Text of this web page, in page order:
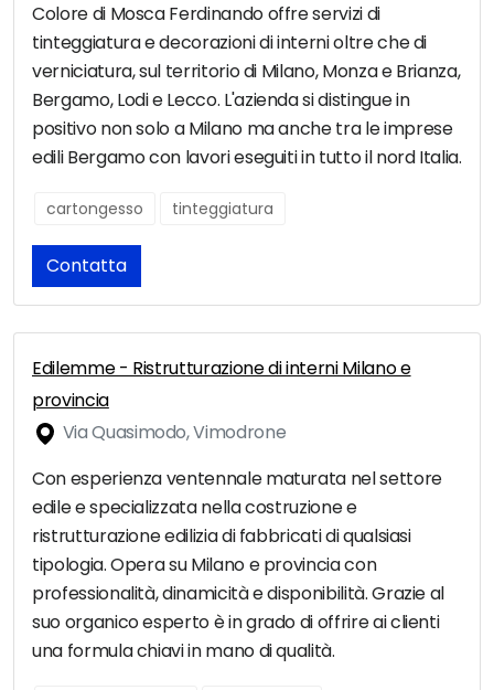
Colore di Mosca Ferdinando offre servizi di
tinteggiatura e decorazioni di interni oltre che di
verniciatura, sul territorio di Milano, Monza e Brianza,
Bergamo, Lodi e Lecco. L'azienda si distingue in
positivo non solo a Milano ma anche tra le imprese
edili Bergamo con lavori eseguiti in tutto il nord Italia.
cartongesso tinteggiatura
Contatta
Edilemme - Ristrutturazione di interni Milano e
provincia
Via Quasimodo, Vimodrone
Con esperienza ventennale maturata nel settore
edile e specializzata nella costruzione e
ristrutturazione edilizia di fabbricati di qualsiasi
tipologia. Opera su Milano e provincia con
professionalità, dinamicità e disponibilità. Grazie al
suo organico esperto è in grado di offrire ai clienti
una formula chiavi in mano di qualità.